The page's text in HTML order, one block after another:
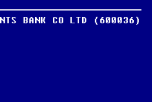
BANK CO LTD (600036)